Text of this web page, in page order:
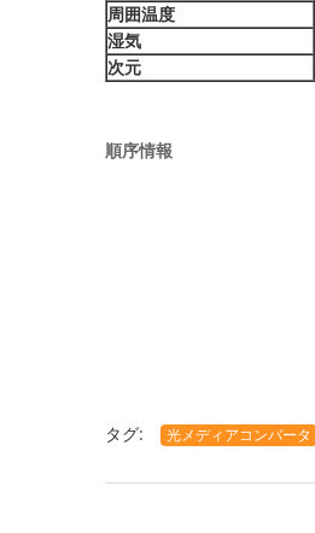
周囲温度
湿気
次元
順序情報
タグ: 光メディアコンバータ